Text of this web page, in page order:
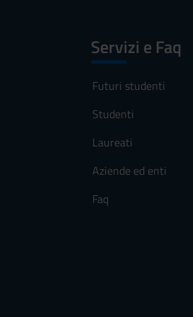
Servizi e Faq
Futuri studenti
Studenti
Laureati
Aziende ed enti
Faq